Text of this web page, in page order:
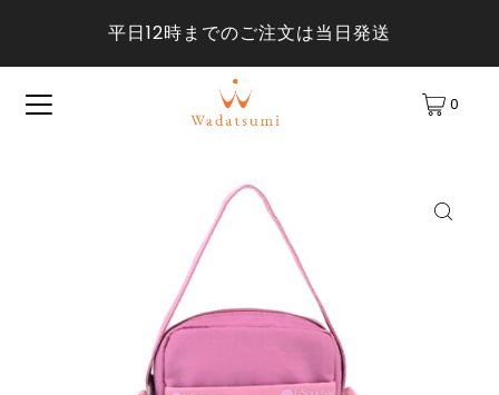
平日12時までのご注文は当日発送
0